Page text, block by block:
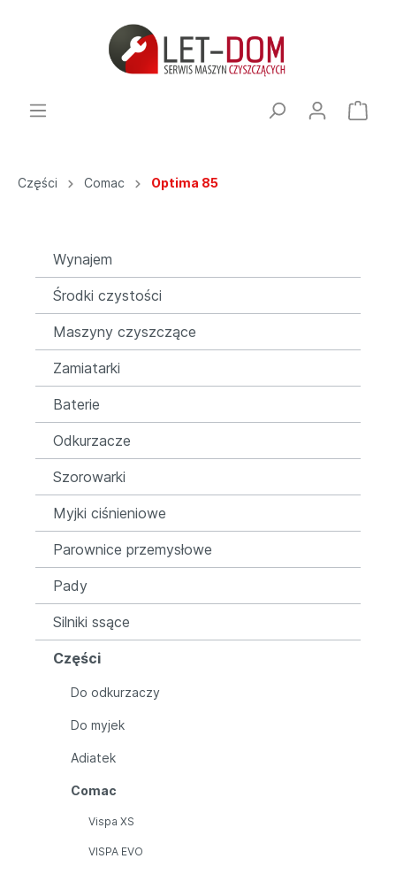
Części Comac Optima 85
Wynajem
Środki czystości
Maszyny czyszczące
Zamiatarki
Baterie
Odkurzacze
Szorowarki
Myjki ciśnieniowe
Parownice przemysłowe
Pady
Silniki ssące
Części
Do odkurzaczy
Do myjek
Adiatek
Comac
Vispa XS
VISPA EVO